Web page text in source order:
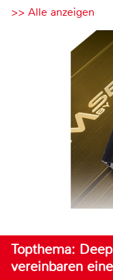
>> Alle anzeigen
Topthema:
vereinbaren